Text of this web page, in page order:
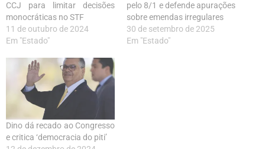
CCJ para limitar decisões
monocráticas no STF
11 de outubro de 2024
Em "Estado"
pelo 8/1 e defende apurações
sobre emendas irregulares
30 de setembro de 2025
Em "Estado"
Dino dá recado ao Congresso
e critica ‘democracia do piti’